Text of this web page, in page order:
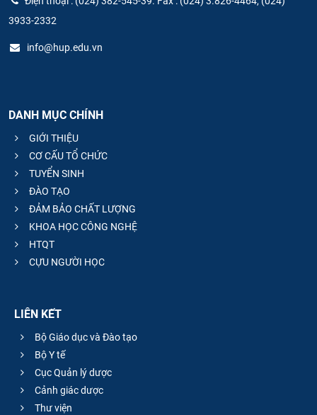
3933-2332
info@hup.edu.vn
DANH MỤC CHÍNH
GIỚI THIỆU
CƠ CẤU TỔ CHỨC
TUYỂN SINH
ĐÀO TẠO
ĐẢM BẢO CHẤT LƯỢNG
KHOA HỌC CÔNG NGHỆ
HTQT
CỰU NGƯỜI HỌC
LIÊN KẾT
Bộ Giáo dục và Đào tạo
Bộ Y tế
Cục Quản lý dược
Cảnh giác dược
Thư viện